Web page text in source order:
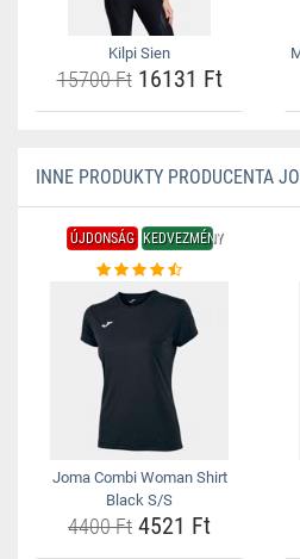
Kilpi Sien
15700 Ft16131 Ft
INNE PRODUKTY PRODUCENTA
ÚJDONSÁG KEDVEZMÉNY
Joma Combi Woman Shirt
Black S/S
4400 Ft 4521 Ft